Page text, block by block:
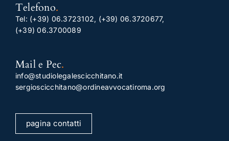
Telefono.
Tel: (+39) 06.3723102, (+39) 06.3720677,
(+39) 06.3700089
Mail e Pec.
info@studiolegalescicchitano.it
sergioscicchitano@ordineavvocatiroma.org
pagina contatti